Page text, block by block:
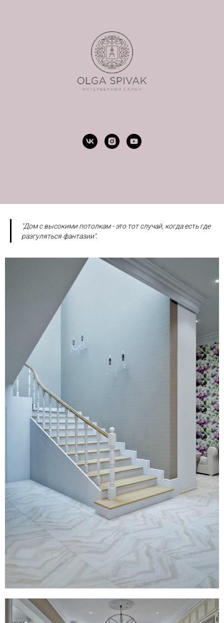
"Дом с высокими потолкам - это тот случай, когда есть где
разгуляться фантазии".